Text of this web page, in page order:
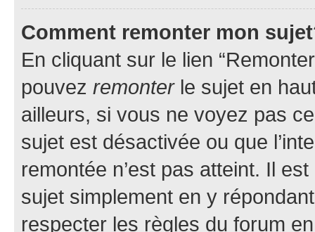
Comment remonter mon
En cliquant sur le lien
pouvez remonterle sujet en
ailleurs, si vous ne voyez pas
sujet est désactivée ou que
remontée n’est pas atteint. Il
sujet simplement en y
respecter les règles du forum